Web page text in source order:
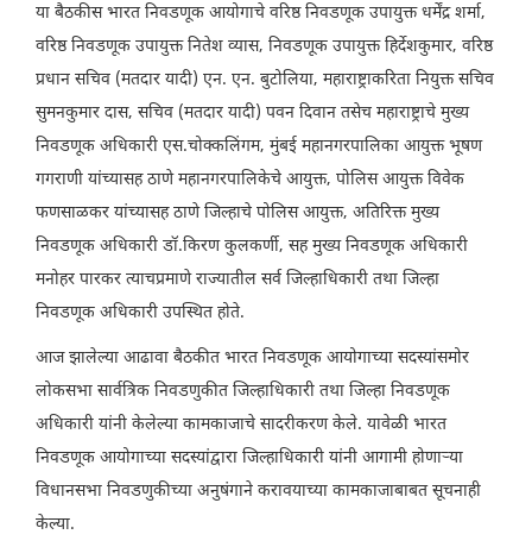
या बैठकीस भारत निवडणूक आयोगाचे वरिष्ठ निवडणूक उपायुक्त धर्मेंद्र शर्मा,
वरिष्ठ निवडणूक उपायुक्त नितेश व्यास, निवडणूक उपायुक्त हिर्देशकुमार, वरिष्ठ
प्रधान सचिव (मतदार यादी) एन. एन. बुटोलिया, महाराष्ट्राकरिता नियुक्त सचिव
सुमनकुमार दास, सचिव (मतदार यादी) पवन दिवान तसेच महाराष्ट्राचे मुख्य
निवडणूक अधिकारी एस.चोक्कलिंगम, मुंबई महानगरपालिका आयुक्त भूषण
गगराणी यांच्यासह ठाणे महानगरपालिकेचे आयुक्त, पोलिस आयुक्त विवेक
फणसाळकर यांच्यासह ठाणे जिल्हाचे पोलिस आयुक्त, अतिरिक्त मुख्य
निवडणूक अधिकारी डॉ.किरण कुलकर्णी, सह मुख्य निवडणूक अधिकारी
मनोहर पारकर त्याचप्रमाणे राज्यातील सर्व जिल्हाधिकारी तथा जिल्हा
निवडणूक अधिकारी उपस्थित होते.
आज झालेल्या आढावा बैठकीत भारत निवडणूक आयोगाच्या सदस्यांसमोर
लोकसभा सार्वत्रिक निवडणुकीत जिल्हाधिकारी तथा जिल्हा निवडणूक
अधिकारी यांनी केलेल्या कामकाजाचे सादरीकरण केले. यावेळी भारत
निवडणूक आयोगाच्या सदस्यांद्वारा जिल्हाधिकारी यांनी आगामी होणाऱ्या
विधानसभा निवडणुकीच्या अनुषंगाने करावयाच्या कामकाजाबाबत सूचनाही
केल्या.